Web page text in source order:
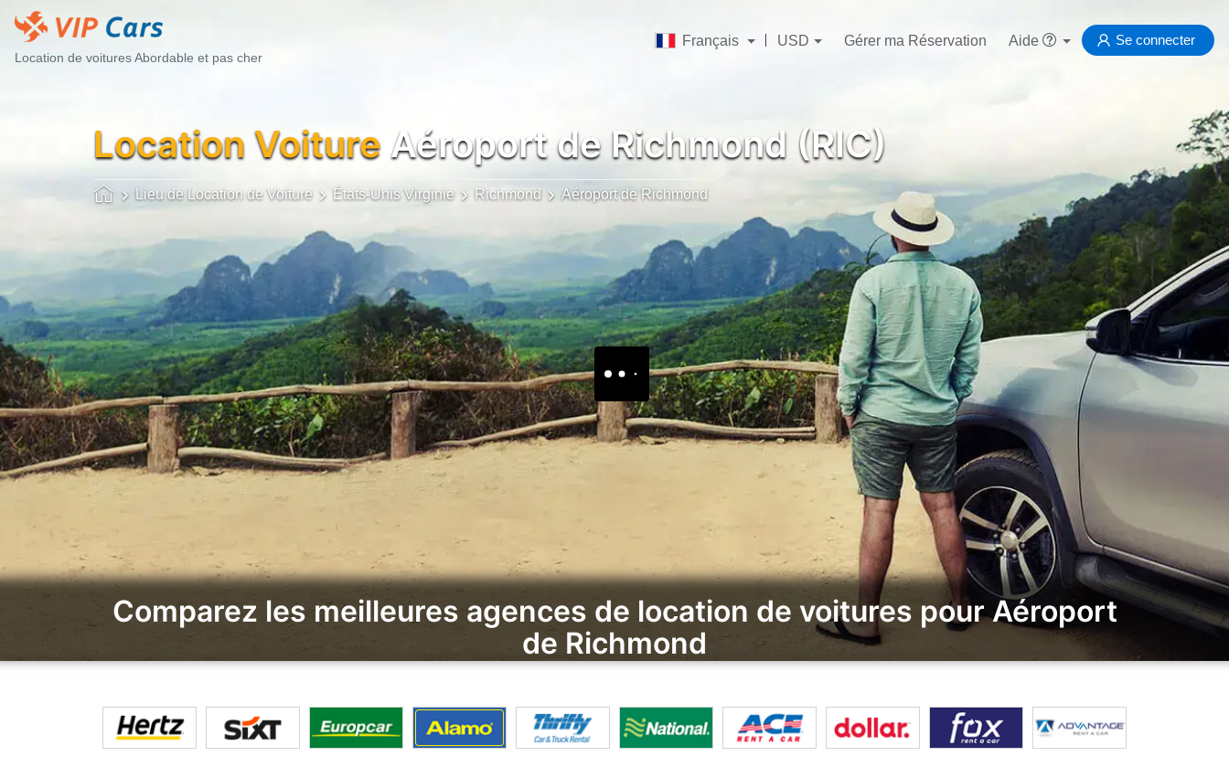
Location de voitures Abordable et pas cher
Français USD Gérer ma Réservation Aide Se connecter
Location Voiture Aéroport de Richmond (RIC)
Lieu de Location de Voiture États-Unis Virginie Richmond Aéroport de Richmond
Comparez les meilleures agences de location de voitures pour Aéroport
de Richmond